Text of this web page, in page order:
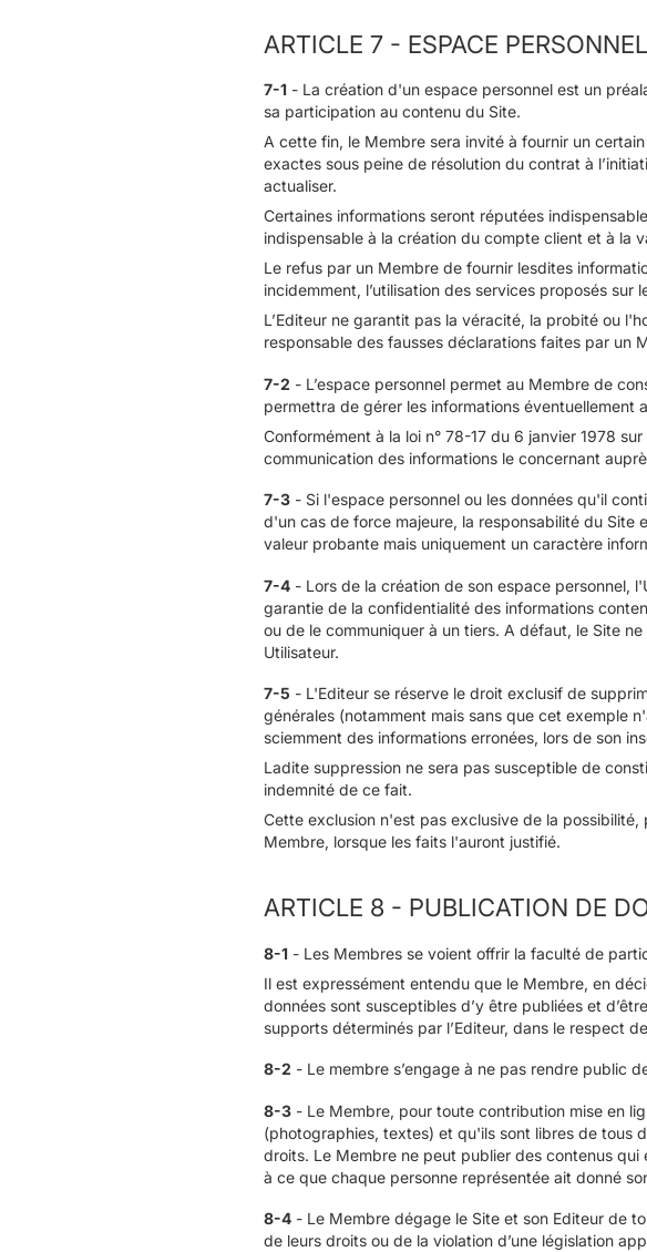
ARTICLE 7 - ESPACE PERSONNEL
7-1 - La création d'un espace personnel est un
sa participation au contenu du Site.
A cette fin, le Membre sera invité à fournir un
exactes sous peine de résolution du contrat à
actualiser.
Certaines informations seront réputées
indispensable à la création du compte client et à la
Le refus par un Membre de fournir lesdites
incidemment, l’utilisation des services proposés sur
L’Editeur ne garantit pas la véracité, la probité ou
responsable des fausses déclarations faites par un
7-2 - L’espace personnel permet au Membre de
permettra de gérer les informations éventuellement
Conformément à la loi n° 78-17 du 6 janvier 1978
communication des informations le concernant
7-3 - Si l'espace personnel ou les données qu'il
d'un cas de force majeure, la responsabilité du Site
valeur probante mais uniquement un caractère
7-4 - Lors de la création de son espace personnel,
garantie de la confidentialité des informations
ou de le communiquer à un tiers. A défaut, le Site
Utilisateur.
7-5 - L'Editeur se réserve le droit exclusif de
générales (notamment mais sans que cet exemple
sciemment des informations erronées, lors de son
Ladite suppression ne sera pas susceptible de
indemnité de ce fait.
Cette exclusion n'est pas exclusive de la
Membre, lorsque les faits l'auront justifié.
ARTICLE 8 - PUBLICATION DE
8-1 - Les Membres se voient offrir la faculté de
Il est expressément entendu que le Membre, en
données sont susceptibles d’y être publiées et
supports déterminés par l’Editeur, dans le respect
8-2 - Le membre s’engage à ne pas rendre public
8-3 - Le Membre, pour toute contribution mise en
(photographies, textes) et qu'ils sont libres de tous
droits. Le Membre ne peut publier des contenus
à ce que chaque personne représentée ait donné
8-4 - Le Membre dégage le Site et son Editeur de
de leurs droits ou de la violation d’une législation